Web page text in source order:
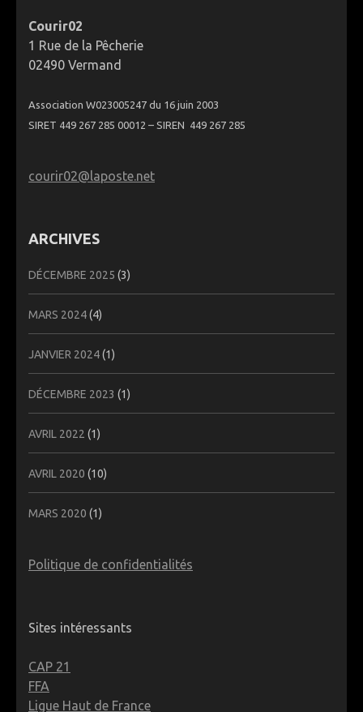
Courir02
1 Rue de la Pêcherie
02490 Vermand
Association W023005247 du 16 juin 2003
SIRET 449 267 285 00012 – SIREN 449 267 285
courir02@laposte.net
ARCHIVES
DÉCEMBRE 2025 (3)
MARS 2024(4)
JANVIER 2024(1)
DÉCEMBRE 2023 (1)
AVRIL 2022 (1)
AVRIL 2020 (10)
MARS 2020 (1)
Politique de confidentialités
Sites intéressants
CAP 21
FFA
Ligue Haut de France